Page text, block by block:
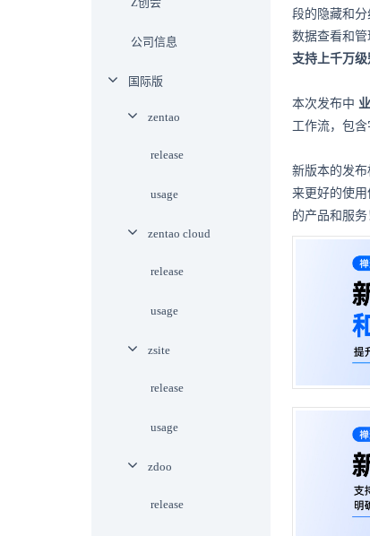
段的隐藏和
数据查看和管
支持上千万
本次发布中
工作流，包
新版本的发
来更好的使
的产品和服务
公司信息
国际版
zentao
release
usage
zentao cloud
release
usage
zsite
release
usage
zdoo
release